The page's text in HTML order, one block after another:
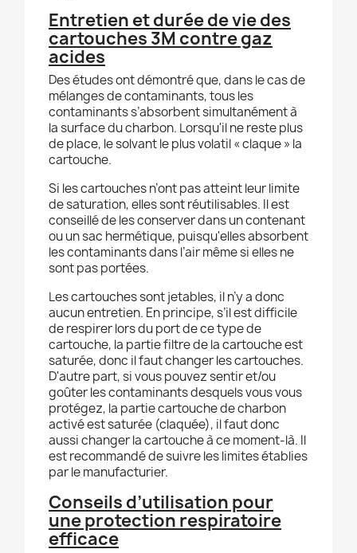
Entretien et durée de vie des
cartouches 3M contre gaz
acides
Des études ont démontré que, dans le cas de
mélanges de contaminants, tous les
contaminants s’absorbent simultanément à
la surface du charbon. Lorsqu'il ne reste plus
de place, le solvant le plus volatil « claque » la
cartouche.
Si les cartouches n’ont pas atteint leur limite
de saturation, elles sont réutilisables. Il est
conseillé de les conserver dans un contenant
ou un sac hermétique, puisqu'elles absorbent
les contaminants dans l’air même si elles ne
sont pas portées.
Les cartouches sont jetables, il n’y a donc
aucun entretien. En principe, s’il est difficile
de respirer lors du port de ce type de
cartouche, la partie filtre de la cartouche est
saturée, donc il faut changer les cartouches.
D'autre part, si vous pouvez sentir et/ou
goûter les contaminants desquels vous vous
protégez, la partie cartouche de charbon
activé est saturée (claquée), il faut donc
aussi changer la cartouche à ce moment-là. Il
est recommandé de suivre les limites établies
par le manufacturier.
Conseils d’utilisation pour
une protection respiratoire
efficace